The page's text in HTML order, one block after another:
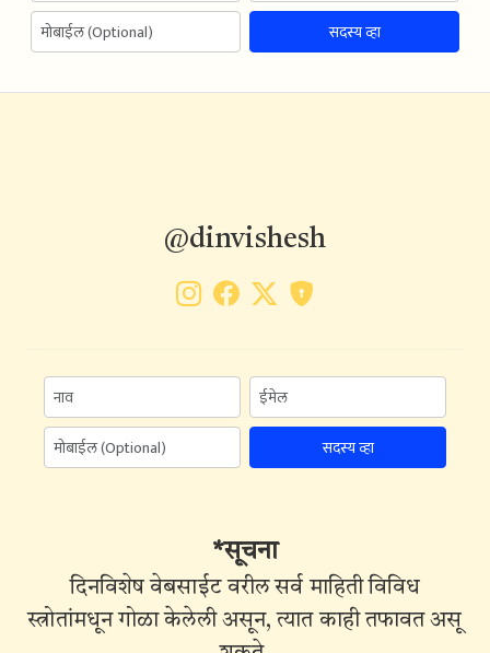
सदस्य व्हा
@dinvishesh
सदस्य व्हा
*सूचना
दिनविशेष वेबसाईट वरील सर्व माहिती विविध
स्त्रोतांमधून गोळा केलेली असून, त्यात काही तफावत असू